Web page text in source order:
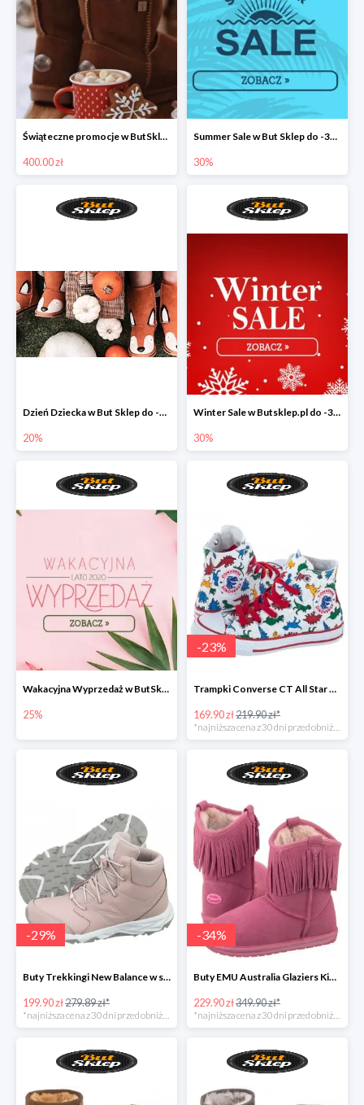
Świąteczne promocje w ButSklep
400.00 zł
Summer Sale w But Sklep do -30%
30%
Dzień Dziecka w But Sklep do -20%
20%
Winter Sale w Butsklep.pl do -30%
30%
Wakacyjna Wyprzedaż w ButSklep.pl do -25
25%
-23%
Trampki Converse CT All Star w super cenie
169.90 zł219.90 zł*
-29%
Buty Trekkingi New Balance w super cenie
199.90 zł279.89 zł*
*najniższa cena z 30 dni przed obniżką
-34%
Buty EMU Australia Glaziers Kids Bubblegum
229.90 zł349.90 zł*
*najniższa cena z 30 dni przed obniżką